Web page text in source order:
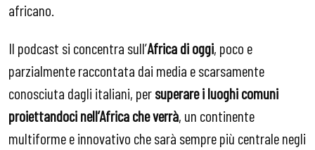
africano.
Il podcast si concentra sull’Africa di oggi, poco e
parzialmente raccontata dai media e scarsamente
conosciuta dagli italiani, persuperare i luoghi comuni
proiettandoci nell’Africa che verrà, un continente
multiforme e innovativo che sarà sempre più centrale negli